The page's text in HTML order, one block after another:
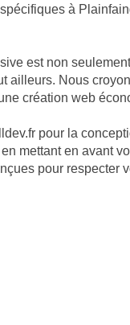
à
est non
ailleurs. Nous
création web
pour la
mettant en avant
pour respecter